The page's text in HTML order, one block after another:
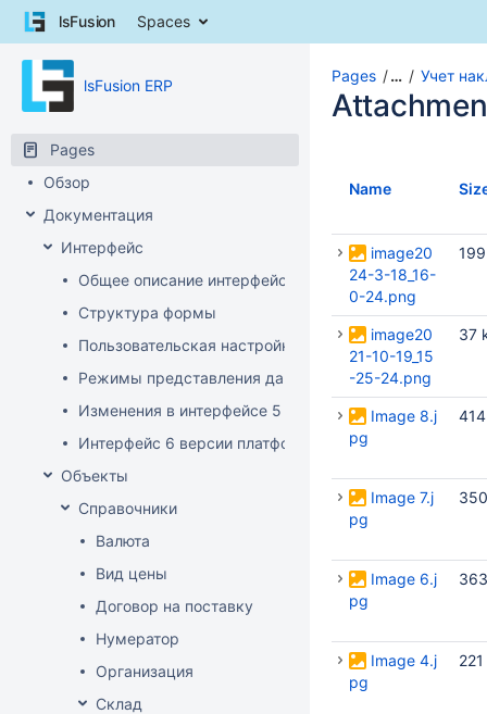
Skip
breadcrumbs
Skip
header
lsFusion Spaces
lsFusion ERP
Pages
Обзор
Документация
Интерфейс
Общее описание интерфейса клиента
Структура формы
Пользовательская настройка интерфейса
Режимы представления данных
Изменения в интерфейсе 5 версии платформы
Интерфейс 6 версии платформы
Объекты
Справочники
Валюта
Вид цены
Договор на поставку
Нумератор
Организация
Склад
Pages … Учет
Name
image20
24-3-18_16-
0-24.png
image20
21-10-19_15
-25-24.png
37
Image 8.j
pg
Image 7.j
pg
Image 6.j
pg
Image 4.j
pg